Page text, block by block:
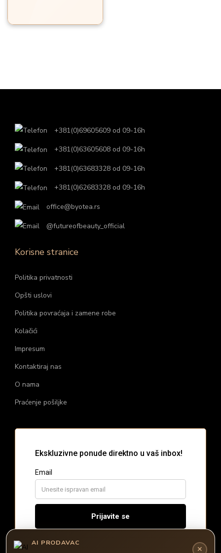
+381(0)69605609 od 09-16h
+381(0)63605608 od 09-16h
+381(0)63683328 od 09-16h
+381(0)62683328 od 09-16h
office@byotea.rs
@futureofbeauty_official
Korisne stranice
Politika privatnosti
Opšti uslovi
Politika povraćaja i zamene robe
Kolačići
Impresum
Kontaktiraj nas
O nama
Praćenje pošiljke
Ovaj sajt koristi kolačiće radi analize poseta i marketing
AI PRODAVAC
✕